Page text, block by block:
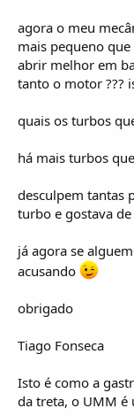
s
agora o meu
mais pequeno
abrir melhor em
tanto o motor ???
quais os turbos
há mais turbos
desculpem tantas
turbo e gostava
já agora se
acusando
obrigado
Tiago Fonseca
Isto é como a
da treta, o UMM é